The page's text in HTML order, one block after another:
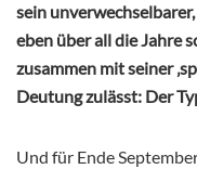
sein
eben über all die Jahre
zusammen mit seiner
Deutung zulässt: Der
Und für Ende